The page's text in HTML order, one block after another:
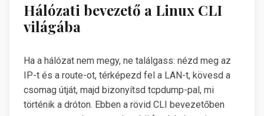
Hálózati bevezető a Linux CLI
világába
Ha a hálózat nem megy, ne találgass: nézd meg az
IP-t és a route-ot, térképezd fel a LAN-t, kövesd a
csomag útját, majd bizonyítsd tcpdump-pal, mi
történik a dróton. Ebben a rövid CLI bevezetőben